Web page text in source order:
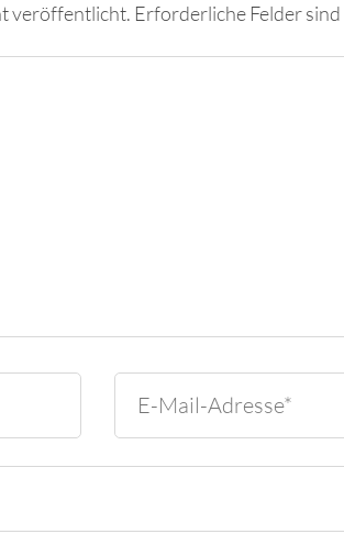
veröffentlicht. Erforderliche Felder